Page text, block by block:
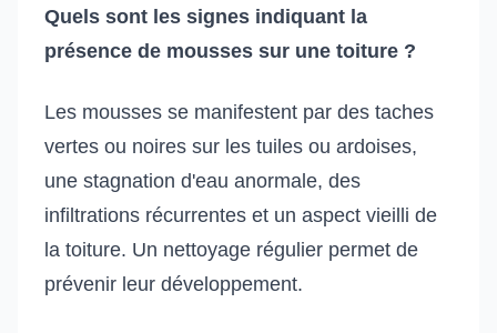
Quels sont les signes indiquant la
présence de mousses sur une toiture ?
Les mousses se manifestent par des taches
vertes ou noires sur les tuiles ou ardoises,
une stagnation d'eau anormale, des
infiltrations récurrentes et un aspect vieilli de
la toiture. Un nettoyage régulier permet de
prévenir leur développement.